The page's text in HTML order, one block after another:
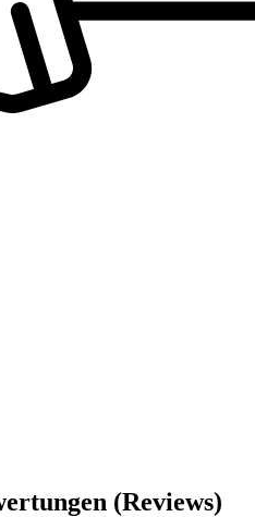
(Reviews)